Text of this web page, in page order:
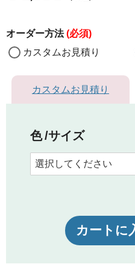
オーダー方法(必須)
カスタムお見積り
カスタムお見積り
色 サイズ
カートに